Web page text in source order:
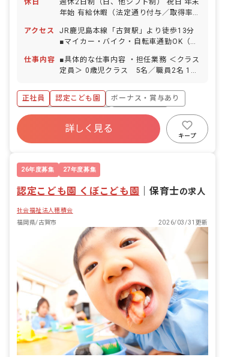
休日
週休2日制（日、他シフト制） 祝日 年末
年始 有給休暇（法定通り付与／取得率
100％／復帰率80％） 介護休暇 ※年間
休日118日程度（有休は別途付与）
アクセス
JR鹿児島本線「古賀駅」より徒歩13分
■マイカー・バイク・自転車通勤OK（無
仕事内容
■具体的な仕事内容 ・担任業務 ＜クラス
定員＞ 0歳児クラス 5名／職員2名 1歳
12名／職員2名 3歳児クラス（2号認
定） 12名／職員1名 3歳児クラス（1号
認定） 2名／職員1名 4歳児クラス（2
号認定） 12名／職員1名 4歳児クラス
（1号認定） 2名／職員1名 5歳児クラ
理念 ”子どもたちの幸せにために”をモッ
トーに毎日の活動や様々な体験・経験を
積み重ね、『心』と『身体』を育てま
身体の健康） ・基本的生活習慣を身につ
ける ・よく遊び、様々なことを体験し、
園生活を楽しむ
正社員 認定こども園
ボーナス・賞与あり
寮・住宅・家賃補助あり
社会保険完備
福利厚生充実
退職金制度
詳しく見る
キープ
26年度募集 27年度募集
認定こども園 くぼこども園 保育士の求人
社会福祉法人穂積会
福岡県/古賀市
2026/03/31更新